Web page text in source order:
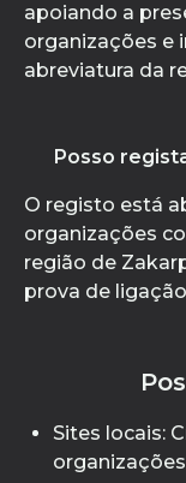
apoiando a
organizações e
abreviatura da
Posso
O registo está
organizações
região de
prova de
Sites locais: